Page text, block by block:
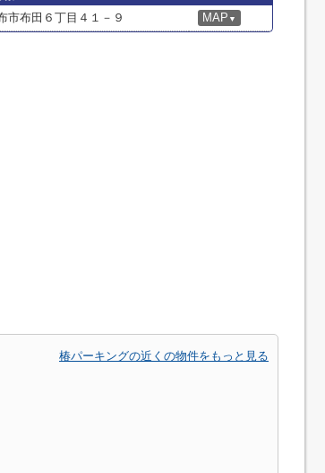
市布田６丁目４１－９ MAP ▼
椿パーキングの近くの物件をもっと見る